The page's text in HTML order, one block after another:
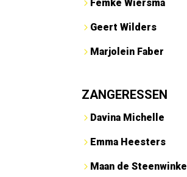
Femke Wiersma
Geert Wilders
Marjolein Faber
ZANGERESSEN
Davina Michelle
Emma Heesters
Maan de Steenwinkel